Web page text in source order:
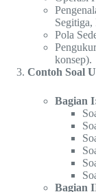
Segitiga,
Pola
konsep).
Contoh Soal
Bagian
Bagian